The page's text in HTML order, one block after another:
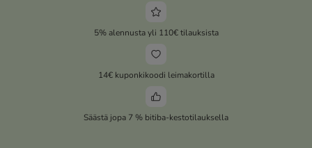
5% alennusta yli 110€ tilauksista
14€ kuponkikoodi leimakortilla
Säästä jopa 7 % bitiba-kestotilauksella